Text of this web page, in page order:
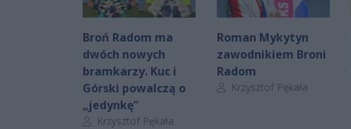
Broń Radom ma
dwóch nowych
bramkarzy. Kuc i
Górski powalczą o
„jedynkę”
Autor artykułu:
Krzysztof Pękała
Roman Mykytyn
zawodnikiem Broni
Radom
Autor artykułu:
Krzysztof Pękała